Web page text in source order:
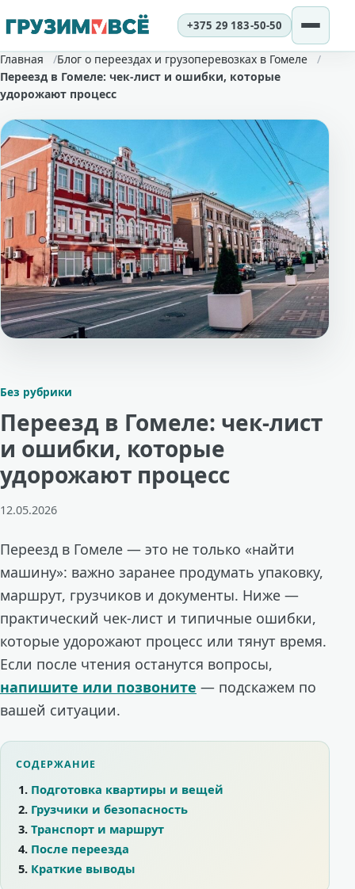
Перейти
к
содержимому
+375 29 183-50-50
Главная
Блог о переездах и грузоперевозках в Гомеле
Переезд в Гомеле: чек-лист и ошибки, которые
удорожают процесс
Без рубрики
Переезд в Гомеле: чек-лист
и ошибки, которые
удорожают процесс
12.05.2026
Переезд в Гомеле — это не только «найти
машину»: важно заранее продумать упаковку,
маршрут, грузчиков и документы. Ниже —
практический чек-лист и типичные ошибки,
которые удорожают процесс или тянут время.
Если после чтения останутся вопросы,
напишите или позвоните — подскажем по
вашей ситуации.
СОДЕРЖАНИЕ
Подготовка квартиры и вещей
Грузчики и безопасность
Транспорт и маршрут
После переезда
Краткие выводы